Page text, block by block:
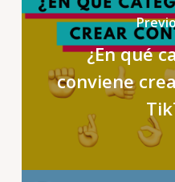
¿En qué
conviene